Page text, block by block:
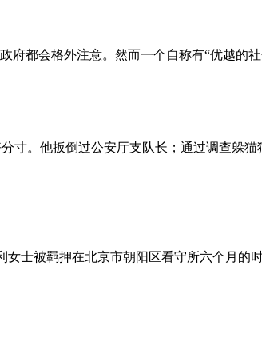
都会格外注意。然而一个自称有“优越的
寸。他扳倒过公安厅支队长；通过调查躲
士被羁押在北京市朝阳区看守所六个月